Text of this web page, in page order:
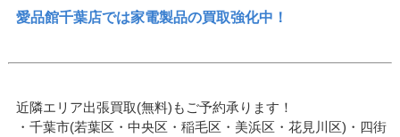
愛品館千葉店では家電製品の買取強化中！
近隣エリア出張買取(無料)もご予約承ります！
・千葉市(若葉区・中央区・稲毛区・美浜区・花見川区)・四街